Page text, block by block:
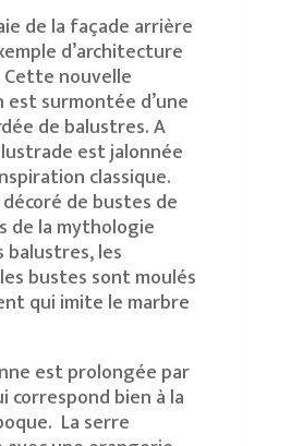
de la façade arrière
d’architecture
Cette nouvelle
surmontée d’une
de balustres. A
est jalonnée
classique.
de bustes de
de la mythologie
balustres, les
bustes sont moulés
qui imite le marbre
est prolongée par
correspond bien à la
La serre